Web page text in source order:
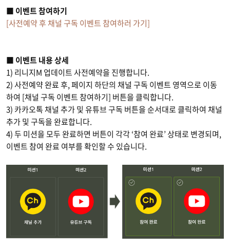
■ 이벤트 참여하기
[사전예약 후 채널 구독 이벤트 참여하러 가기]
■ 이벤트 내용 상세
1) 리니지M 업데이트 사전예약을 진행합니다.
2) 사전예약 완료 후, 페이지 하단의 채널 구독 이벤트 영역으로 이동
하여 [채널 구독 이벤트 참여하기] 버튼을 클릭합니다.
3) 카카오톡 채널 추가 및 유튜브 구독 버튼을 순서대로 클릭하여 채널
추가 및 구독을 완료합니다.
4) 두 미션을 모두 완료하면 버튼이 각각 ‘참여 완료’ 상태로 변경되며,
이벤트 참여 완료 여부를 확인할 수 있습니다.